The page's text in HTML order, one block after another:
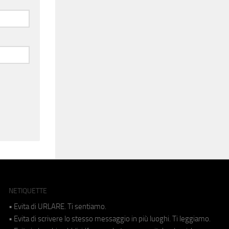
NETIQUETTE
• Evita di URLARE. Ti sentiamo.
• Evita di scrivere lo stesso messaggio in più luoghi. Ti leggiamo.